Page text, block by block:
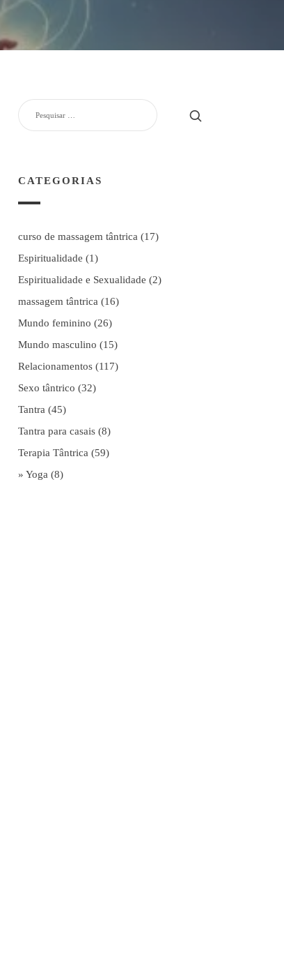
POR:
CATEGORIAS
curso de massagem tântrica (17)
Espiritualidade (1)
Espiritualidade e Sexualidade (2)
massagem tântrica (16)
Mundo feminino (26)
Mundo masculino (15)
Relacionamentos (117)
Sexo tântrico (32)
Tantra (45)
Tantra para casais (8)
Terapia Tântrica (59)
» Yoga (8)